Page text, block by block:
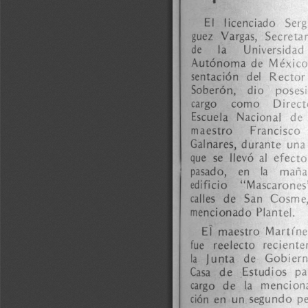
El licenciado
guez
Vargas, S
de
la Universidad
Autónoma de México,
sentación
del Rector
Soberón,
dio
cargo
como
Escuela
Nacional de
maestro
Francisco
Galnares,
durante una
que se llevó al efecto
pasado,
en la
edificio
"Mascar
calles
de San Cosme,
mencionado Plantel.
ET maestro Ma
fue
reelecto reci
la
Junta de Gob
Casa
de Estudios
cargo
de la men
ción en un segundo